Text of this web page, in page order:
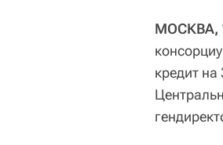
МОСКВА,
кредит на